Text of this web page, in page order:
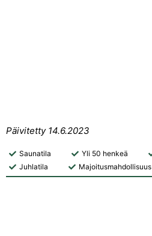
Päivitetty 14.6.2023
Saunatila Yli 50 henkeä
Juhlatila
Majoitusmahdollisuus